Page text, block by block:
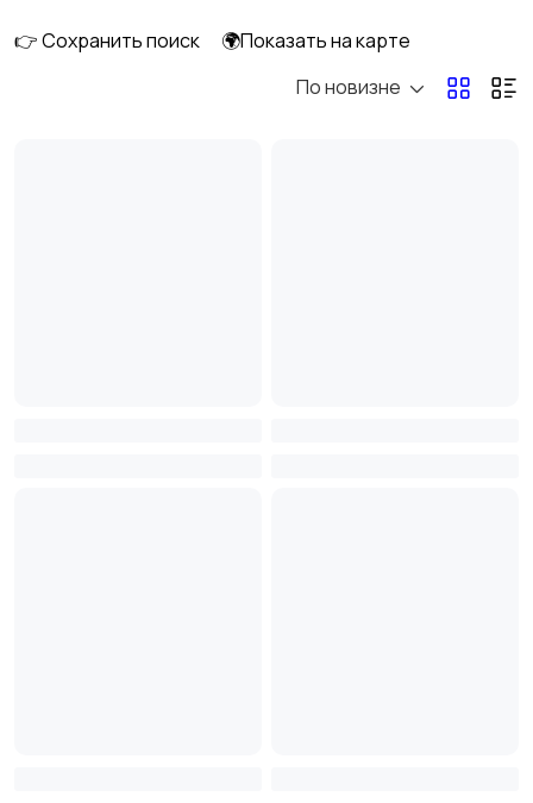
Птицы
👉 Сохранить поиск
🌍Показать на карте
По новизне